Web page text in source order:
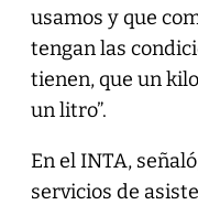
usamos y que
tengan las
tienen, que un
un litro”.
En el INTA,
servicios de